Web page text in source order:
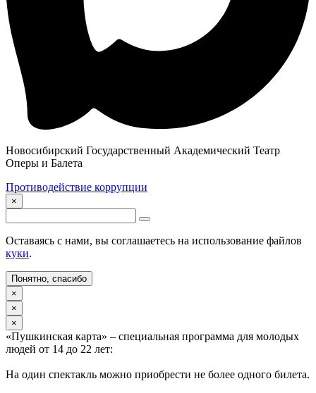
Новосибирский Государственный Академический Театр
Оперы и Балета
Противодействие коррупции
×
Оставаясь с нами, вы соглашаетесь на использование файлов
куки.
Понятно, спасибо
×
×
×
«Пушкинская карта» – специальная программа для молодых
людей от 14 до 22 лет:
На один спектакль можно приобрести не более одного билета.